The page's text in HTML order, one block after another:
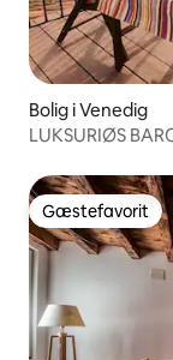
Bolig i Venedig
LUKSURIØS
Gæstefavorit
Gæstefavorit